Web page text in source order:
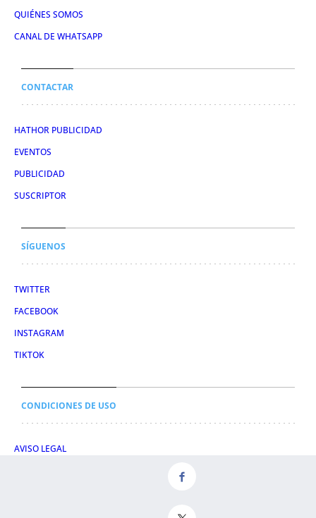
QUIÉNES SOMOS
CANAL DE WHATSAPP
CONTACTAR
HATHOR PUBLICIDAD
EVENTOS
PUBLICIDAD
SUSCRIPTOR
SÍGUENOS
TWITTER
FACEBOOK
INSTAGRAM
TIKTOK
CONDICIONES DE USO
AVISO LEGAL